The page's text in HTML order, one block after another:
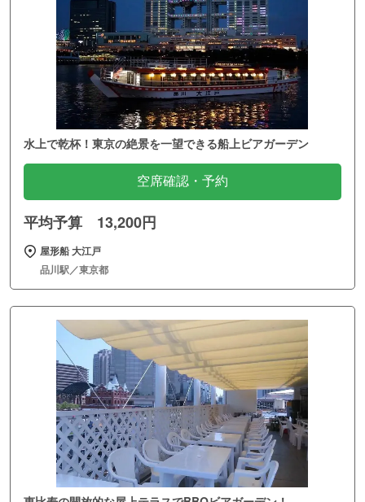
水上で乾杯！東京の絶景を一望できる船上ビアガーデン
空席確認・予約
平均予算 13,200円
屋形船 大江戸
品川駅／東京都